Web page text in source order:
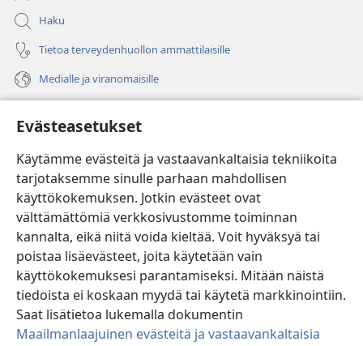
Evästeasetukset
Käytämme evästeitä ja vastaavankaltaisia tekniikoita
tarjotaksemme sinulle parhaan mahdollisen
käyttökokemuksen. Jotkin evästeet ovat
välttämättömiä verkkosivustomme toiminnan
kannalta, eikä niitä voida kieltää. Voit hyväksyä tai
poistaa lisäevästeet, joita käytetään vain
käyttökokemuksesi parantamiseksi. Mitään näistä
tiedoista ei koskaan myydä tai käytetä markkinointiin.
Saat lisätietoa lukemalla dokumentin
Maailmanlaajuinen evästeitä ja vastaavankaltaisia
Haku
Tietoa terveydenhuollon ammattilaisille
Medialle ja viranomaisille
(avaa
uuden
ikkunan)Vartiotornin VERKKOKIRJASTO
(avaa
uuden
ikkunan)JW Hub
(avaa
uuden
ikkunan)
®
Watchtower Library